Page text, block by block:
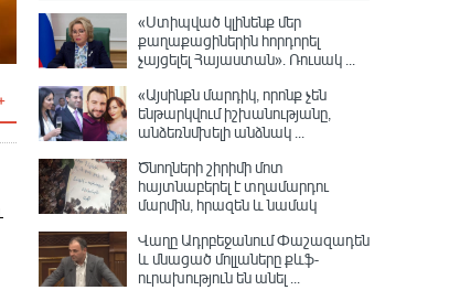
«Ստիպված կլինենք մեր
քաղաքացիներին հորդորել
չայցելել Հայաստան»․ Ռուսակ ...
«Այսինքն մարդիկ, որոնք չեն
ենթարկվում իշխանությանը,
անձեռնմխելի անձնակ ...
Ծնողների շիրիմի մոտ
հայտնաբերել է տղամարդու
մարմին, հրազեն և նամակ
Վաղը Ադրբեջանում Փաշազադեն
և մնացած մոլլաները քևֆ-
ուրախություն են անել ...